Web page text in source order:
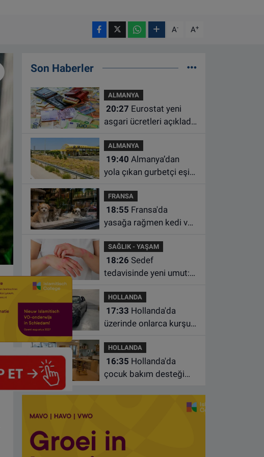
A- A+
Son Haberler
ALMANYA
20:27
asgari ücretleri açıkladı:
sıraya yükseldi
ALMANYA
19:40
yola çıkan gurbetçi eşini
istasyonunda unuttu
FRANSA
18:55
yasağa rağmen kedi ve
shoplara hayvan başına
1.500 euro ceza
SAĞLIK - YAŞAM
18:26
tedavisinde yeni umut:
iyileşmediği bulundu
HOLLANDA
17:33
üzerinde onlarca kurşun
euroya satışa çıktı
HOLLANDA
16:35
çocuk bakım desteği
hâlâ ek ödeme yapıyor